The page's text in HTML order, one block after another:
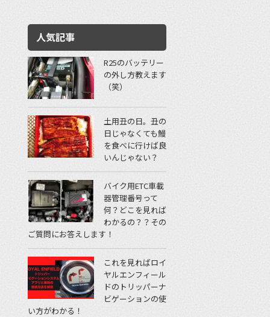
人気記事
R25のバッテリー
の外し方教えます
（笑）
土用丑の日。丑の
日じゃなくても鰻
を食べに行けば良
いんじゃない？
バイク用ETC車載
器管理番号って
何？どこを見れば
わかるの？？その
ご質問にお答えします！
これを見ればロイ
ヤルエンフィール
ドのトリッパーナ
ビゲーションの使
い方がわかる！